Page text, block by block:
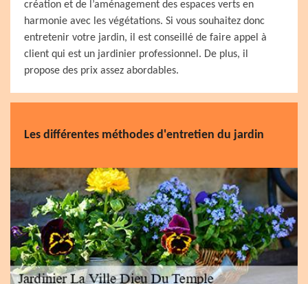
création et de l’aménagement des espaces verts en
harmonie avec les végétations. Si vous souhaitez donc
entretenir votre jardin, il est conseillé de faire appel à
client qui est un jardinier professionnel. De plus, il
propose des prix assez abordables.
Les différentes méthodes d'entretien du jardin